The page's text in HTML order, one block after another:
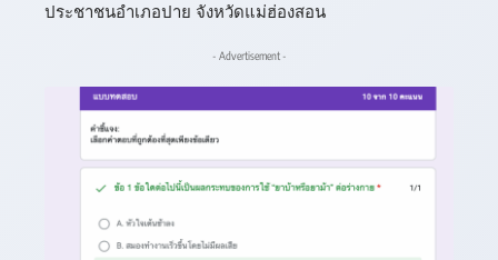
ประชาชนอำเภอปาย จังหวัดแม่ฮ่องสอน
- Advertisement -